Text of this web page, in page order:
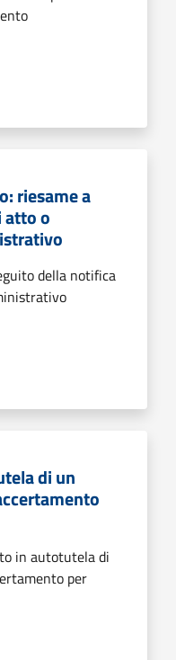
riesame a
o
della notifica
di un
in autotutela di
per